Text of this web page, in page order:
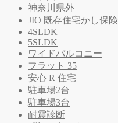
神奈川県外
JIO 既存住宅かし保険
4SLDK
5SLDK
ワイドバルコニー
フラット 35
安心 R 住宅
駐車場2台
駐車場3台
耐震診断